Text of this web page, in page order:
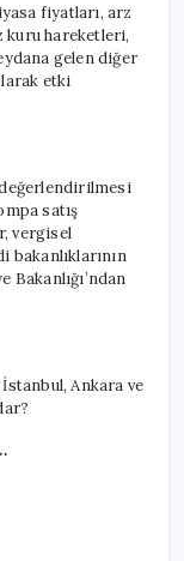
fiyatları, arz
kuru hareketleri,
gelen diğer
etki
satış
vergisel
Ankara ve